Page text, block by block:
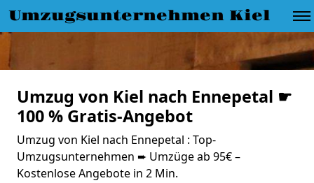
Umzugsunternehmen Kiel
Umzug von Kiel nach Ennepetal ☛
100 % Gratis-Angebot
Umzug von Kiel nach Ennepetal : Top-
Umzugsunternehmen ➨ Umzüge ab 95€ –
Kostenlose Angebote in 2 Min.